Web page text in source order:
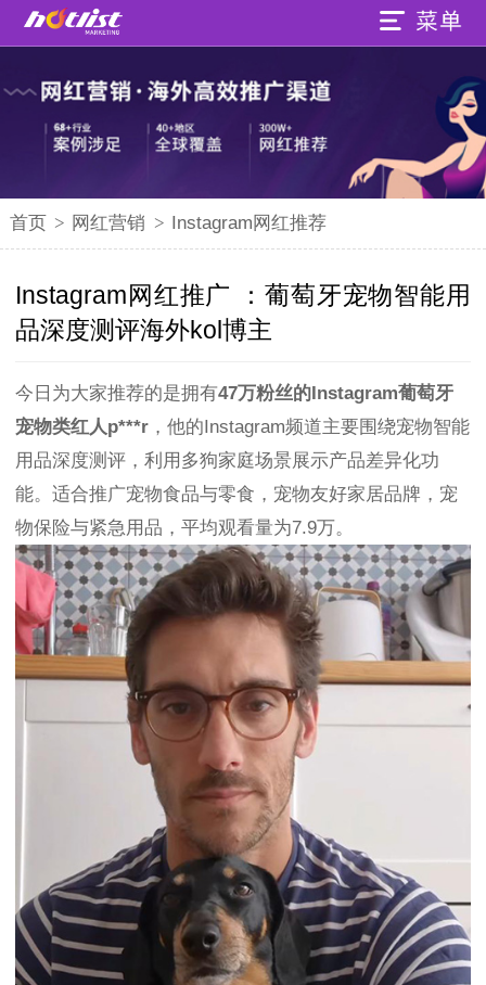
首页 > 网红营销 > Instagram网红推荐
Instagram网红推广 ：葡萄牙宠物智能用
品深度测评海外kol博主
今日为大家推荐的是拥有47万粉丝的Instagram葡萄牙
宠物类红人p***r ，他的Instagram频道主要围绕宠物智能
用品深度测评，利用多狗家庭场景展示产品差异化功
能。适合推广宠物食品与零食，宠物友好家居品牌，宠
物保险与紧急用品，平均观看量为7.9万。